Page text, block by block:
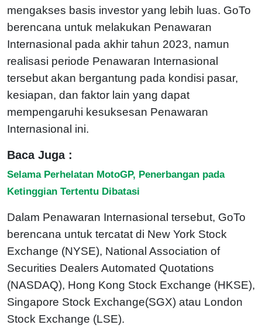
mengakses basis investor yang lebih luas. GoTo
berencana untuk melakukan Penawaran
Internasional pada akhir tahun 2023, namun
realisasi periode Penawaran Internasional
tersebut akan bergantung pada kondisi pasar,
kesiapan, dan faktor lain yang dapat
mempengaruhi kesuksesan Penawaran
Internasional ini.
Baca Juga :
Selama Perhelatan MotoGP, Penerbangan pada
Ketinggian Tertentu Dibatasi
Dalam Penawaran Internasional tersebut, GoTo
berencana untuk tercatat di New York Stock
Exchange (NYSE), National Association of
Securities Dealers Automated Quotations
(NASDAQ), Hong Kong Stock Exchange (HKSE),
Singapore Stock Exchange(SGX) atau London
Stock Exchange (LSE).